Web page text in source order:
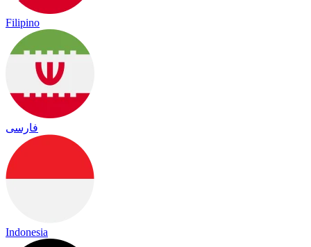
Filipino
فارسی
Indonesia